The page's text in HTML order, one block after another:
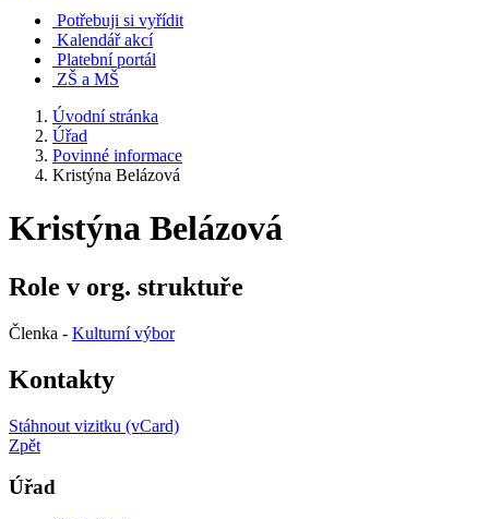
Potřebuji si vyřídit
Kalendář akcí
Platební portál
ZŠ a MŠ
Úvodní stránka
Úřad
Povinné informace
Kristýna Belázová
Kristýna Belázová
Role v org. struktuře
Členka - Kulturní výbor
Kontakty
Stáhnout vizitku (vCard)
Zpět
Úřad